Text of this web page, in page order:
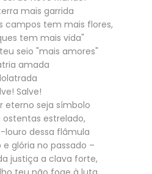
mais garrida
campos tem mais flores,
tem mais vida"
seio "mais amores"
amada
Salve!
eterno seja símbolo
ostentas estrelado,
louro dessa flâmula
glória no passado –
justiça a clava forte,